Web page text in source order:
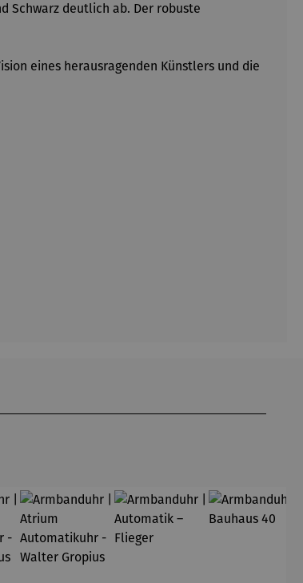
Schwarz deutlich ab. Der robuste
eines herausragenden Künstlers und die